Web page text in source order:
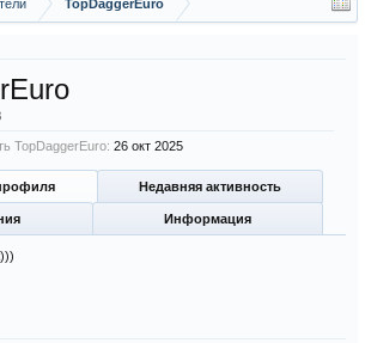
TopDaggerEuro
TopDaggerEuro: 26 окт 2025
Недавняя активность
Информация